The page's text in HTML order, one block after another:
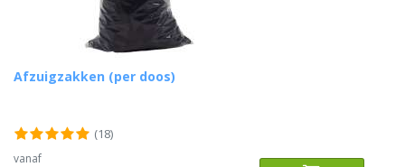
Afzuigzakken (per doos)
(18)
vanaf